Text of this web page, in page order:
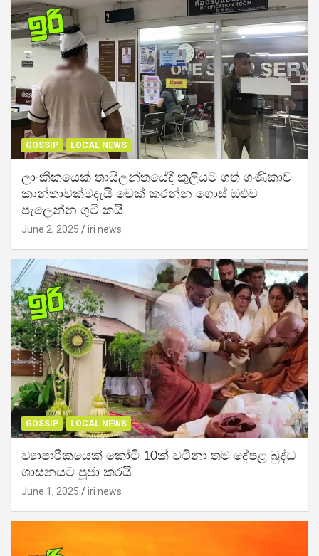
GOSSIP LOCAL NEWS
ලාංකිකයෙක් තායිලන්තයේදී කුලියට ගත් ගණිකාව
කාන්තාවක්මදැයි චෙක් කරන්න ගොස් ඔළුව
පැලෙන්න ගුටි කයි
June 2, 2025 iri news
GOSSIP LOCAL NEWS
ව්‍යාපාරිකයෙක් කෝටි 10ක් වටිනා තම දේපළ බුද්ධ
ශාසනයට පූජා කරයි
June 1, 2025 iri news